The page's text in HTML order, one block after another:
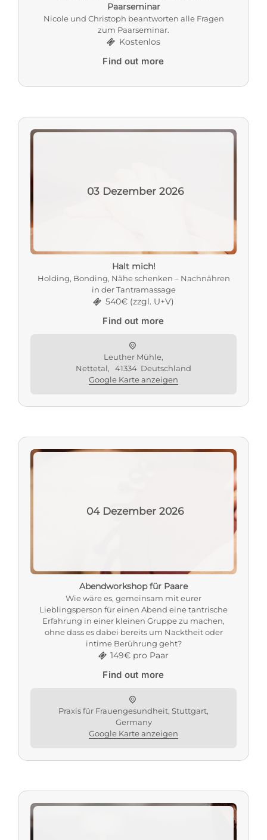
Paarseminar
Nicole und Christoph beantworten alle Fragen
zum Paarseminar.
Kostenlos
Find out more
03 Dezember 2026
Halt mich!
Holding, Bonding, Nähe schenken – Nachnähren
in der Tantramassage
540€ (zzgl. U+V)
Find out more
Leuther Mühle,
Nettetal, 41334 Deutschland
Google Karte anzeigen
04 Dezember 2026
Abendworkshop für Paare
Wie wäre es, gemeinsam mit eurer
Lieblingsperson für einen Abend eine tantrische
Erfahrung in einer kleinen Gruppe zu machen,
ohne dass es dabei bereits um Nacktheit oder
intime Berührung geht?
149€ pro Paar
Find out more
Praxis für Frauengesundheit, Stuttgart,
Germany
Google Karte anzeigen